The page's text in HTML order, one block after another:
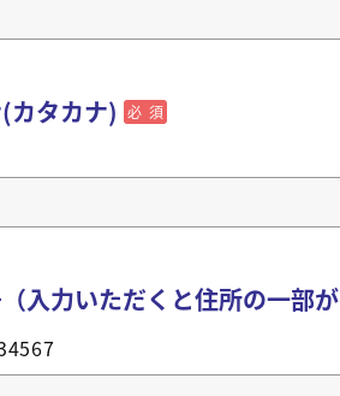
カタカナ) 必須
入力いただくと住所の一部